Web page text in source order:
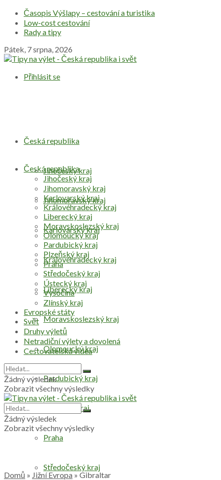
Časopis Výšlapy – cestování a turistika
Low-cost cestování
Rady a tipy
Pátek, 7 srpna, 2026
Přihlásit se
Česká republika
Jihočeský kraj
Jihomoravský kraj
Karlovarský kraj
Královéhradecký kraj
Liberecký kraj
Moravskoslezský kraj
Olomoucký kraj
Pardubický kraj
Plzeňský kraj
Praha
Středočeský kraj
Česká republika
Jihočeský kraj
Jihomoravský kraj
Karlovarský kraj
Královéhradecký kraj
Liberecký kraj
Moravskoslezský kraj
Olomoucký kraj
Pardubický kraj
Plzeňský kraj
Praha
Středočeský kraj
Ústecký kraj
Vysočina
Zlínský kraj
Evropské státy
Svět
Druhy výletů
Netradiční výlety a dovolená
Cestovatelská videa
Žádný výsledek
Zobrazit všechny výsledky
Žádný výsledek
Zobrazit všechny výsledky
Domů » Jižní Evropa » Gibraltar